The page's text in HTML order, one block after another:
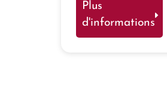
Plus
d'informations